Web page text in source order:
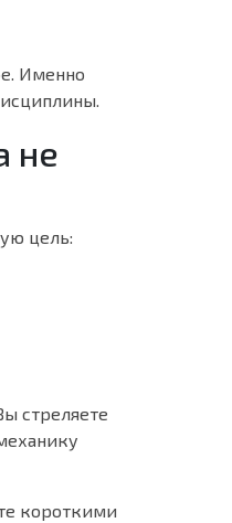
Именно
не
цель:
стреляете
короткими